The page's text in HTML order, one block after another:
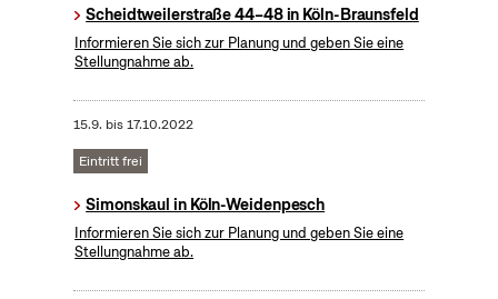
Scheidtweilerstraße 44–48 in Köln-Braunsfeld
Informieren Sie sich zur Planung und geben Sie eine
Stellungnahme ab.
15.9. bis17.10.2022
Eintritt frei
Simonskaul in Köln-Weidenpesch
Informieren Sie sich zur Planung und geben Sie eine
Stellungnahme ab.